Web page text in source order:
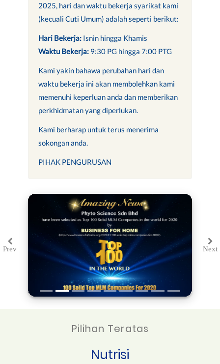
2025, hari dan waktu bekerja syarikat kami
(kecuali Cuti Umum) adalah seperti berikut:
Hari Bekerja:Isnin hingga Khamis
Waktu Bekerja: 9:30 PG hingga 7:00 PTG
Kami yakin bahawa perubahan hari dan
waktu bekerja ini akan membolehkan kami
memenuhi keperluan anda dan memberikan
perkhidmatan yang diperlukan.
Kami berharap untuk terus menerima
sokongan anda.
PIHAK PENGURUSAN
PrevPrevious Next
Pilihan Teratas
Nutrisi